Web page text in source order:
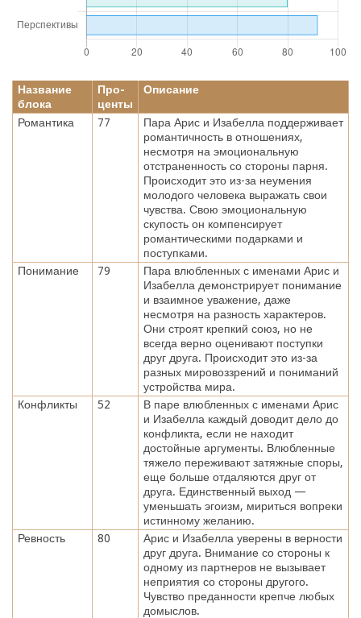
Название
блока
Про-
центы
Описание
Романтика 77
Пара Арис и Изабелла поддерживает
романтичность в отношениях,
несмотря на эмоциональную
отстраненность со стороны парня.
Происходит это из-за неумения
молодого человека выражать свои
чувства. Свою эмоциональную
скупость он компенсирует
романтическими подарками и
поступками.
Понимание
79
Пара влюбленных с именами Арис и
Изабелла демонстрирует понимание
и взаимное уважение, даже
несмотря на разность характеров.
Они строят крепкий союз, но не
всегда верно оценивают поступки
друг друга. Происходит это из-за
разных мировоззрений и пониманий
устройства мира.
Конфликты
52
В паре влюбленных с именами Арис
и Изабелла каждый доводит дело до
конфликта, если не находит
достойные аргументы. Влюбленные
тяжело переживают затяжные споры,
еще больше отдаляются друг от
друга. Единственный выход —
уменьшать эгоизм, мириться вопреки
истинному желанию.
Ревность
80
Арис и Изабелла уверены в верности
друг друга. Внимание со стороны к
одному из партнеров не вызывает
неприятия со стороны другого.
Чувство преданности крепче любых
домыслов.